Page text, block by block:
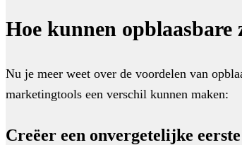
Hoe kunnen
Nu je meer weet over de voordelen van
marketingtools een verschil kunnen maken:
Creëer een onvergetelijke